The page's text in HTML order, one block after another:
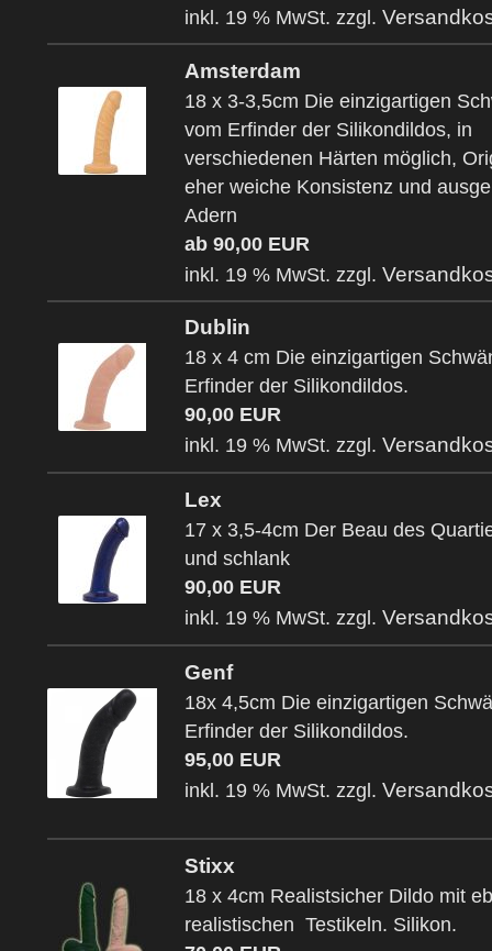
inkl. 19 % MwSt. zzgl.
Amsterdam
18 x 3-3,5cm Die einzigartigen
vom Erfinder der Silikondildos, in
verschiedenen Härten möglich,
eher weiche Konsistenz und
Adern
ab 90,00 EUR
inkl. 19 % MwSt. zzgl.
Dublin
18 x 4 cm Die einzigartigen
Erfinder der Silikondildos.
90,00 EUR
inkl. 19 % MwSt. zzgl.
Lex
17 x 3,5-4cm Der Beau des
und schlank
90,00 EUR
inkl. 19 % MwSt. zzgl.
Genf
18x 4,5cm Die einzigartigen
Erfinder der Silikondildos.
95,00 EUR
inkl. 19 % MwSt. zzgl.
Stixx
18 x 4cm Realistsicher Dildo mit
realistischen Testikeln. Silikon.